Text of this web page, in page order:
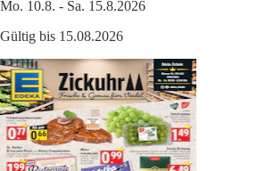
Mo. 10.8. - Sa. 15.8.2026
Gültig bis 15.08.2026